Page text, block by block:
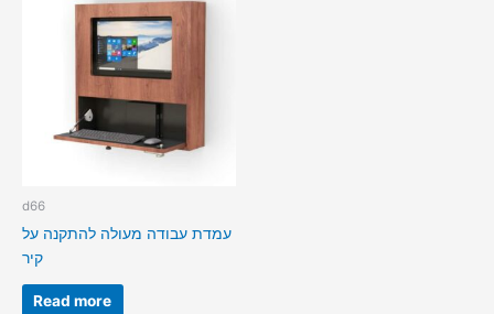
d66
עמדת עבודה מעולה להתקנה על
קיר
Read more